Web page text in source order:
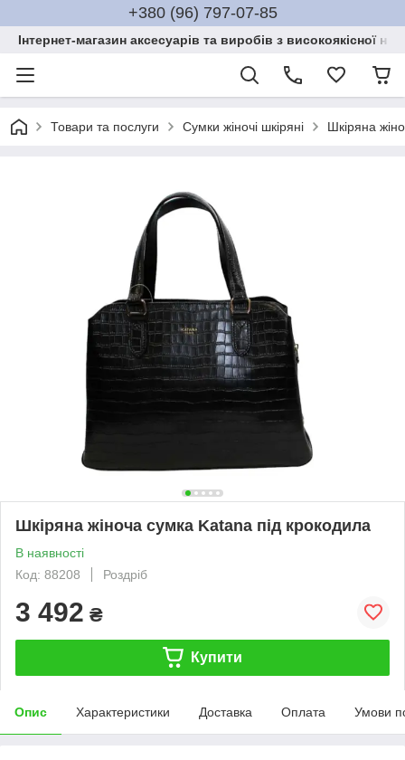
+380 (96) 797-07-85
Інтернет-магазин аксесуарів та виробів з високоякісної
Товари та послуги Сумки жіночі шкіряні Шкіряна
Шкіряна жіноча сумка Katana під крокодила
В наявності
Код: 88208
Роздріб
3 492 ₴
Купити
Опис Характеристики Доставка Оплата Умови